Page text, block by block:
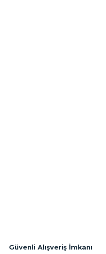
Güvenli Alışveriş İmkanı